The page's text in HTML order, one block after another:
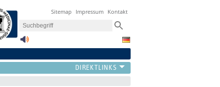
Sitemap Impressum Kontakt